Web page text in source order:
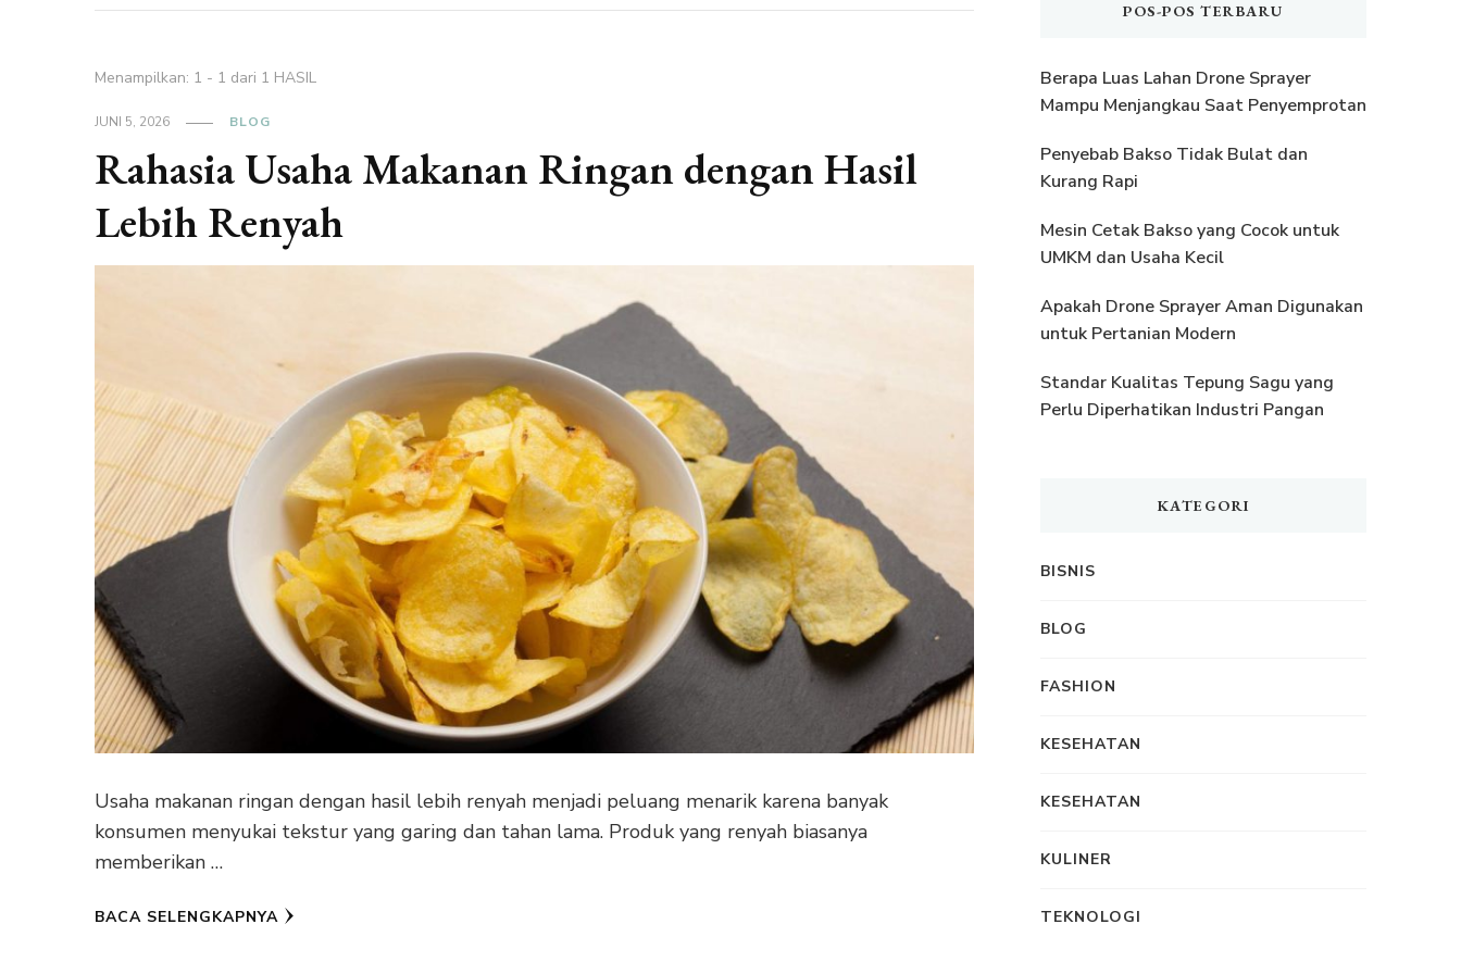
Menampilkan: 1 - 1 dari 1 HASIL
JUNI 5, 2026 BLOG
Rahasia Usaha Makanan Ringan dengan Hasil
Lebih Renyah
Usaha makanan ringan dengan hasil lebih renyah menjadi peluang menarik karena banyak
konsumen menyukai tekstur yang garing dan tahan lama. Produk yang renyah biasanya
memberikan …
BACA SELENGKAPNYA
POS-POS TERBARU
Berapa Luas Lahan Drone Sprayer
Mampu Menjangkau Saat Penyemprotan
Penyebab Bakso Tidak Bulat dan
Kurang Rapi
Mesin Cetak Bakso yang Cocok untuk
UMKM dan Usaha Kecil
Apakah Drone Sprayer Aman Digunakan
untuk Pertanian Modern
Standar Kualitas Tepung Sagu yang
Perlu Diperhatikan Industri Pangan
KATEGORI
BISNIS
BLOG
FASHION
KESEHATAN
KESEHATAN
KULINER
TEKNOLOGI